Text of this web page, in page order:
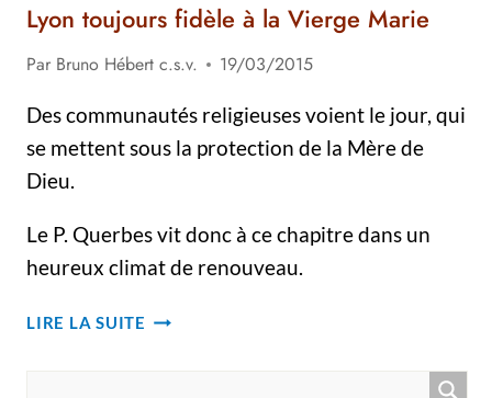
Lyon toujours fidèle à la Vierge Marie
Par Bruno Hébert c.s.v.
19/03/2015
Des communautés religieuses voient le jour, qui
se mettent sous la protection de la Mère de
Dieu.
Le P. Querbes vit donc à ce chapitre dans un
heureux climat de renouveau.
LIRE LA SUITE LYON